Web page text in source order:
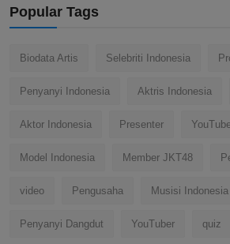
Popular Tags
Biodata Artis Selebriti Indonesia
Penyanyi Indonesia Aktris Indonesia
Aktor Indonesia Presenter
Model Indonesia Member JKT48
video Pengusaha Musisi Indonesia
Penyanyi Dangdut YouTuber quiz